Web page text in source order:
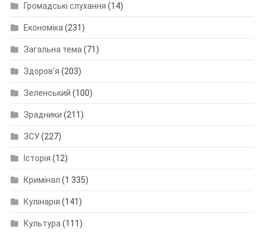
Громадські слухання (14)
Економіка (231)
Загальна тема (71)
Здоров'я (203)
Зеленський (100)
Зрадники (211)
ЗСУ(227)
Історія (12)
Кримінал (1 335)
Кулінарія (141)
Культура (111)